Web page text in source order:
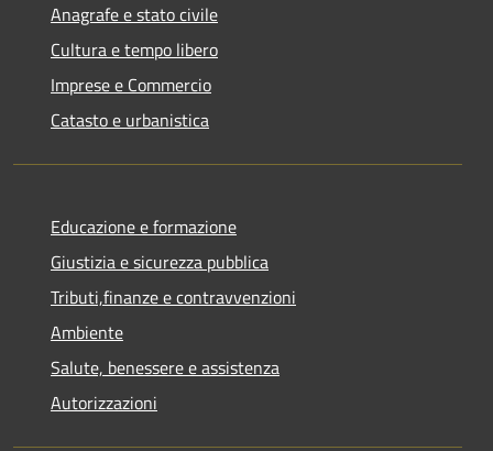
Anagrafe e stato civile
Cultura e tempo libero
Imprese e Commercio
Catasto e urbanistica
Educazione e formazione
Giustizia e sicurezza pubblica
Tributi,finanze e contravvenzioni
Ambiente
Salute, benessere e assistenza
Autorizzazioni